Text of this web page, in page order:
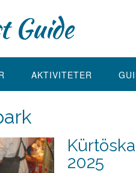
Guide
AKTIVITETER
2025